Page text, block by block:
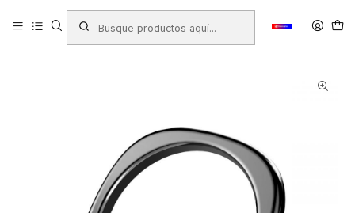
Productos TECNOLOGÍA Accesorios
ANILLO PARA TELÉFONO BASEUS MAGNETIC 360 NEGRO